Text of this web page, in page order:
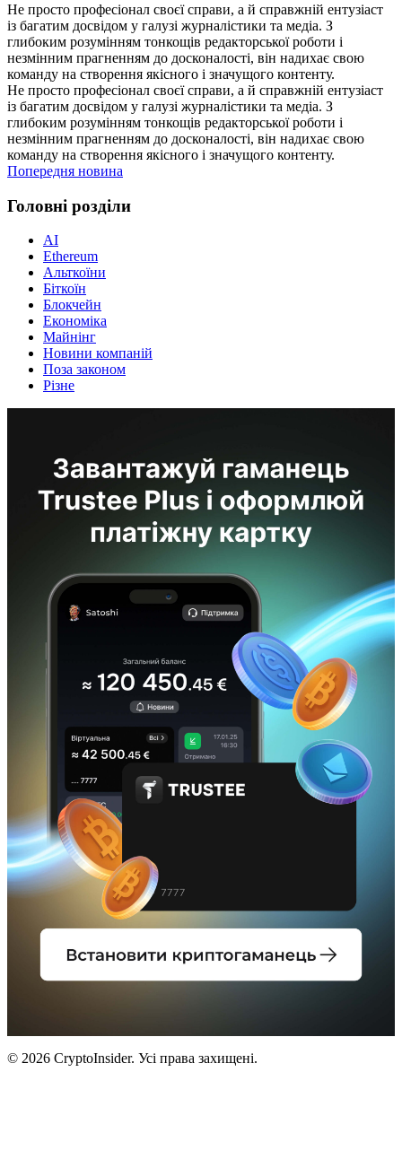
Не просто професіонал своєї справи, а й справжній ентузіаст
із багатим досвідом у галузі журналістики та медіа. З
глибоким розумінням тонкощів редакторської роботи і
незмінним прагненням до досконалості, він надихає свою
команду на створення якісного і значущого контенту.
Не просто професіонал своєї справи, а й справжній ентузіаст
із багатим досвідом у галузі журналістики та медіа. З
глибоким розумінням тонкощів редакторської роботи і
незмінним прагненням до досконалості, він надихає свою
команду на створення якісного і значущого контенту.
Попередня новина
Головні розділи
AI
Ethereum
Альткоїни
Біткоїн
Блокчейн
Економіка
Майнінг
Новини компаній
Поза законом
Різне
© 2026 CryptoInsider. Усі права захищені.